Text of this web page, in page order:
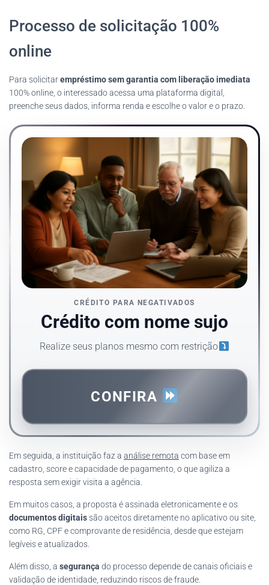
Processo de solicitação 100%
online
Para solicitarempréstimo sem garantia com liberação imediata
100% online, o interessado acessa uma plataforma digital,
preenche seus dados, informa renda e escolhe o valor e o prazo.
CRÉDITO PARA NEGATIVADOS
Crédito com nome sujo
Realize seus planos mesmo com restrição
CONFIRA
Em seguida, a instituição faz a análise remota com base em
cadastro, score e capacidade de pagamento, o que agiliza a
resposta sem exigir visita a agência.
Em muitos casos, a proposta é assinada eletronicamente e os
documentos digitaissão aceitos diretamente no aplicativo ou site,
como RG, CPF e comprovante de residência, desde que estejam
legíveis e atualizados.
Além disso, a segurança do processo depende de canais oficiais e
validação de identidade, reduzindo riscos de fraude.